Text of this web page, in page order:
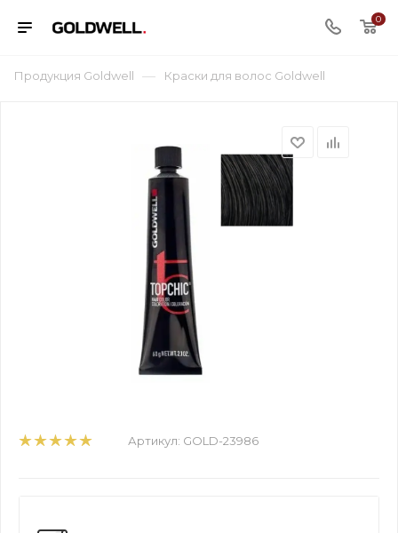
0
Продукция Goldwell — Краски для волос Goldwell
Артикул: GOLD-23986